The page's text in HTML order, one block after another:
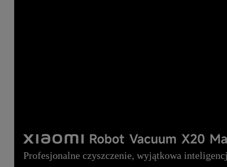
Profesjonalne czyszczenie, wyjątkowa